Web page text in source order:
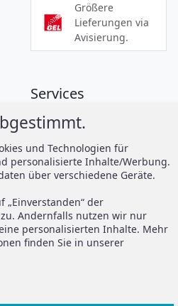
Größere
Lieferungen via
Avisierung.
Services
Montageanleitungen
Spiegelando Magazin
Support
Brauchen Sie Hilfe oder
haben Sie Fragen?
und Technologien für
personalisierte Inhalte/Werbung.
über verschiedene Geräte.
„Einverstanden“ der
Andernfalls nutzen wir nur
personalisierten Inhalte. Mehr
finden Sie in unserer